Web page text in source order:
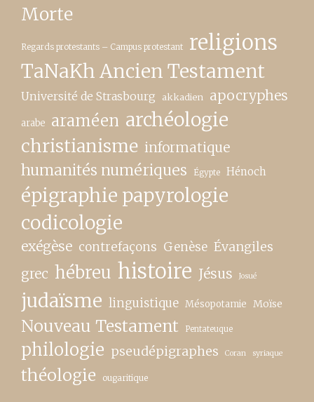
Morte
Regards protestants – Campus protestant religions
TaNaKh Ancien Testament
Université de Strasbourg akkadien apocryphes
arabe araméen archéologie
christianisme informatique
humanités numériques Égypte Hénoch
épigraphie papyrologie
codicologie
exégèse contrefaçons Genèse Évangiles
grec hébreu histoire Jésus Josué
judaïsme linguistique Mésopotamie Moïse
Nouveau Testament Pentateuque
philologie pseudépigraphes Coran syriaque
théologie ougaritique